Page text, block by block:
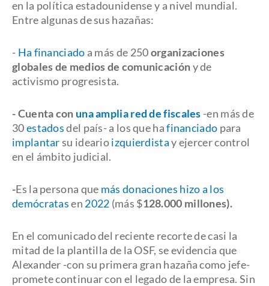
en la política estadounidense y a nivel mundial.
Entre algunas de sus hazañas:
- Ha financiado a más de 250organizaciones
globales de medios de comunicacióny de
activismo progresista.
- Cuenta con una amplia red de fiscales -en más de
30estadosdel país- a los que hafinanciado para
implantarsu idearioizquierdistay ejercer control
en el ámbito judicial.
-Es la persona que más donaciones hizo a los
demócratasen 2022 (más $128.000 millones).
En el comunicado del reciente recorte de casi la
mitad de la plantilla de la OSF, se evidencia que
Alexander -con su primera gran hazaña como jefe-
promete continuar con el legado de la empresa. Sin